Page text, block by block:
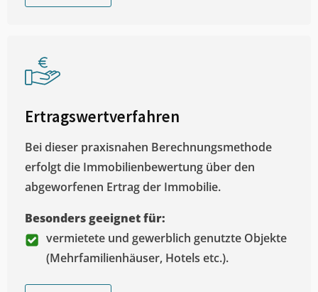
Ertragswertverfahren
Bei dieser praxisnahen Berechnungsmethode
erfolgt die Immobilienbewertung über den
abgeworfenen Ertrag der Immobilie.
Besonders geeignet für:
vermietete und gewerblich genutzte Objekte
(Mehrfamilienhäuser, Hotels etc.).